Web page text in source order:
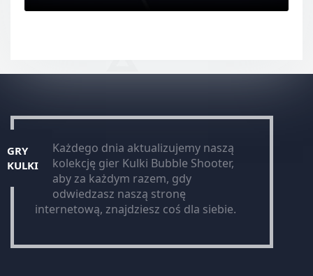
GRY
KULKI
Każdego dnia aktualizujemy naszą
kolekcję gier Kulki Bubble Shooter,
aby za każdym razem, gdy
odwiedzasz naszą stronę
internetową, znajdziesz coś dla siebie.